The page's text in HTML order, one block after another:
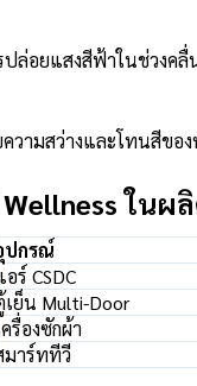
ปล่อยแสงสีฟ้าในช่วงคลื่
วามสว่างและโทนสีขอ
ในผ
ปกรณ์
อร์ CSDC
เย็น Multi-Door
ครื่องซักผ้า
มาร์ททีวี